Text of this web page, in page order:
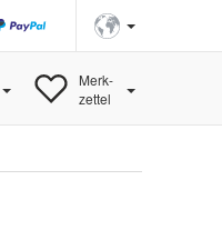
Merk-
zettel